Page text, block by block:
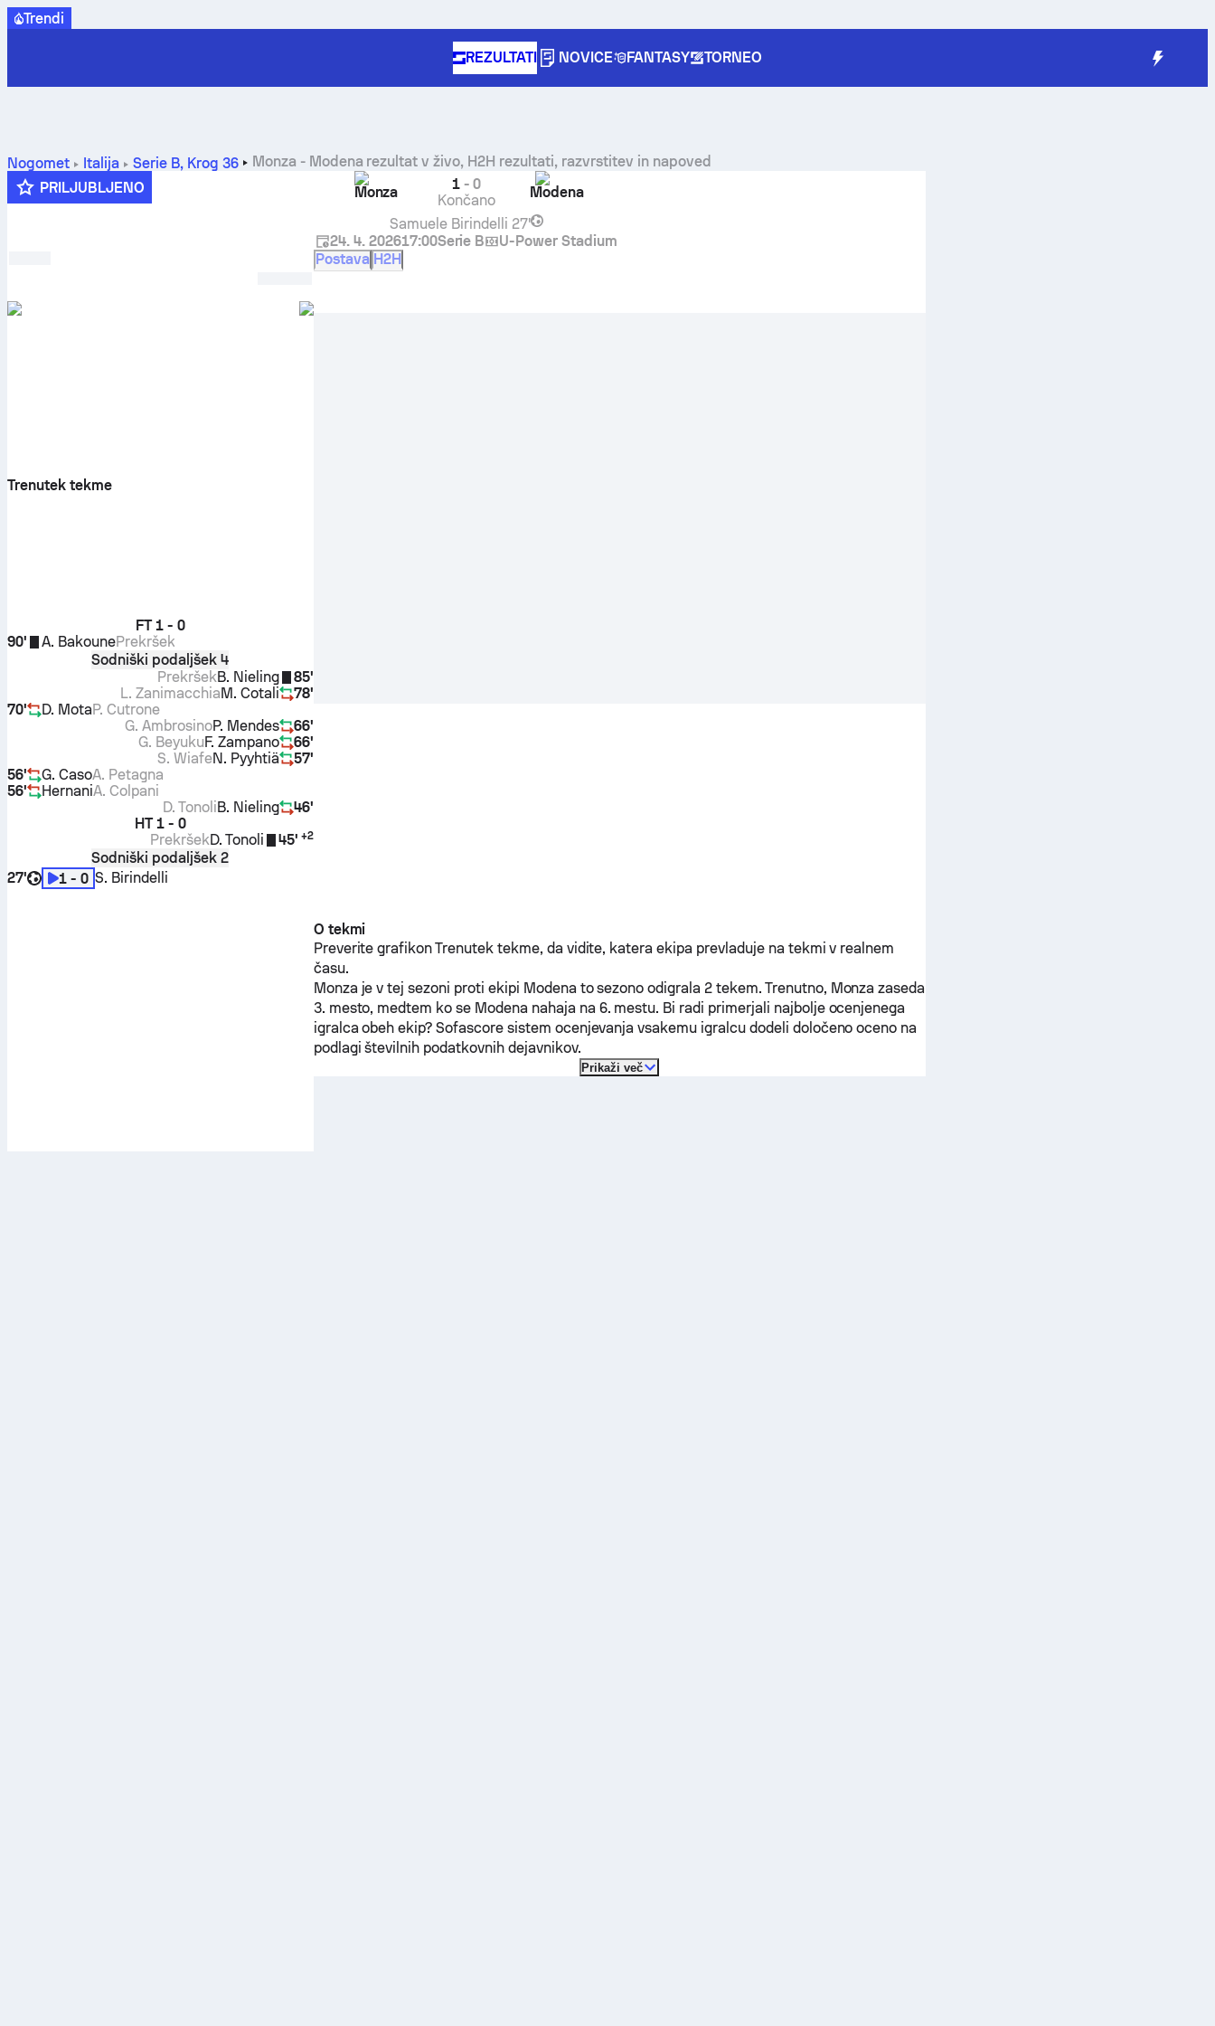
Trendi
REZULTATI NOVICE FANTASY TORNEO
Nogomet Italija Serie B, Krog 36 Monza - Modena rezultat v živo, H2H rezultati, razvrstitev in napoved
PRILJUBLJENO
Monza 1-0
Končano
Modena
Samuele Birindelli 27'
24. 4. 202617:00Serie B U-Power Stadium
Trenutek tekme
FT 1 - 0
90'
A. BakounePrekršek
Sodniški podaljšek 4
85'
B. Nieling
Prekršek
78'
M. Cotali
L. Zanimacchia
70'
D. MotaP. Cutrone
66'
P. Mendes
G. Ambrosino
66'
F. Zampano
G. Beyuku
57'
N. Pyyhtiä
S. Wiafe
56'
G. CasoA. Petagna
56'
HernaniA. Colpani
46'
B. Nieling
D. Tonoli
HT 1 - 0
45' +2
D. Tonoli
Prekršek
Sodniški podaljšek 2
27'
1 - 0 S. Birindelli
Postava H2H
O tekmi
Preverite grafikon Trenutek tekme, da vidite, katera ekipa prevladuje na tekmi v realnem
času.
Monza je v tej sezoni proti ekipi Modena to sezono odigrala 2 tekem. Trenutno, Monza zaseda
3. mesto, medtem ko se Modena nahaja na 6. mestu. Bi radi primerjali najbolje ocenjenega
igralca obeh ekip? Sofascore sistem ocenjevanja vsakemu igralcu dodeli določeno oceno na
podlagi številnih podatkovnih dejavnikov.
Prikaži več